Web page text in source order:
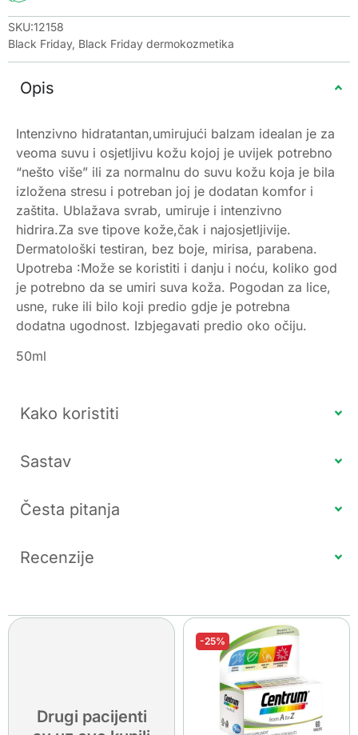
SKU:12158
Black Friday, Black Friday dermokozmetika
Opis
Intenzivno hidratantan,umirujući balzam idealan je za
veoma suvu i osjetljivu kožu kojoj je uvijek potrebno
“nešto više” ili za normalnu do suvu kožu koja je bila
izložena stresu i potreban joj je dodatan komfor i
zaštita. Ublažava svrab, umiruje i intenzivno
hidrira.Za sve tipove kože,čak i najosjetljivije.
Dermatološki testiran, bez boje, mirisa, parabena.
Upotreba :Može se koristiti i danju i noću, koliko god
je potrebno da se umiri suva koža. Pogodan za lice,
usne, ruke ili bilo koji predio gdje je potrebna
dodatna ugodnost. Izbjegavati predio oko očiju.
50ml
Kako koristiti
Sastav
Česta pitanja
Recenzije
Drugi pacijenti
-25%